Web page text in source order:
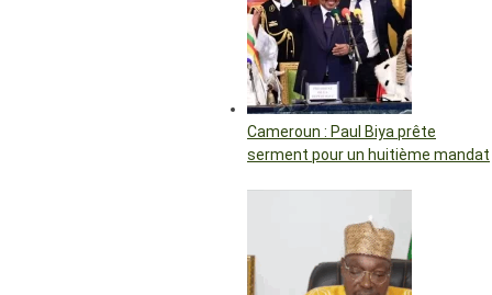
Cameroun : Paul Biya prête
serment pour un huitième mandat